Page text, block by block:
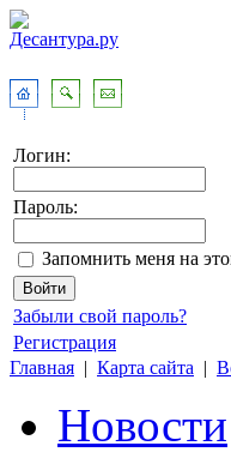
Логин:
Пароль:
Запомнить меня на
Забыли свой пароль?
Регистрация
Главная | Карта сайта |
Новости